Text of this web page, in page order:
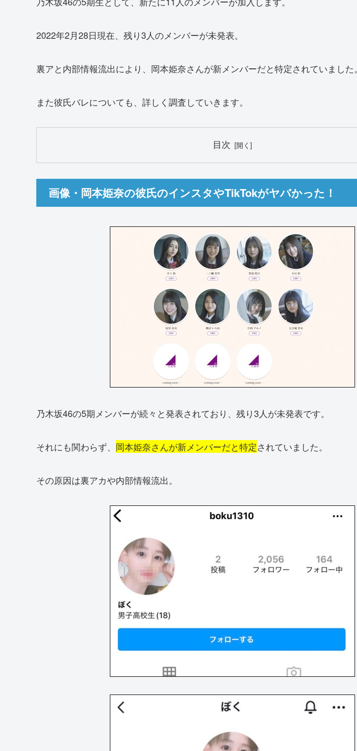
2022年2月28日現在、残り3人のメンバーが未発表。
裏アと内部情報流出により、岡本姫奈さんが新メンバーだと特定されていました。
また彼氏バレについても、詳しく調査していきます。
目次
画像・岡本姫奈の彼氏のインスタやTikTokがヤバかった！
乃木坂46の5期メンバーが続々と発表されており、残り3人が未発表です。
それにも関わらず、 岡本姫奈さんが新メンバーだと特定されていました。
その原因は裏アカや内部情報流出。